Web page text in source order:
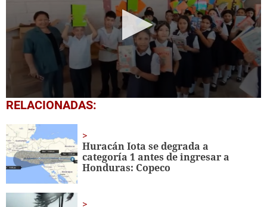
0
seconds
1
minute,
56
seconds
RELACIONADAS:
Huracán Iota se degrada a
categoría 1 antes de ingresar a
Honduras: Copeco